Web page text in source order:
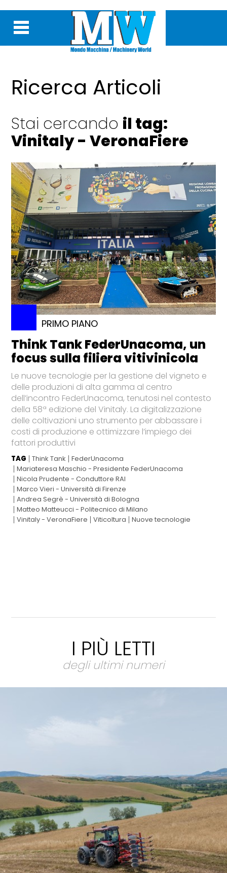
Ricerca Articoli
Stai cercando il tag:
Vinitaly - VeronaFiere
PRIMO PIANO
Think Tank FederUnacoma, un
focus sulla filiera vitivinicola
Le nuove tecnologie per la gestione del vigneto e
delle produzioni di alta gamma al centro
dell’incontro FederUnacoma, tenutosi nel contesto
della 58ª edizione del Vinitaly. La digitalizzazione
delle coltivazioni uno strumento per abbassare i
costi di produzione e ottimizzare l’impiego dei
fattori produttivi
TAG Think Tank
FederUnacoma
Mariateresa Maschio - Presidente FederUnacoma
Nicola Prudente - Conduttore RAI
Marco Vieri - Università di Firenze
Andrea Segrè - Università di Bologna
Matteo Matteucci - Politecnico di Milano
Vinitaly - VeronaFiere
Viticoltura Nuove tecnologie
I PIÙ LETTI
degli ultimi numeri